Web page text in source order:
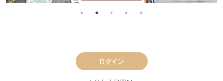
ログイン